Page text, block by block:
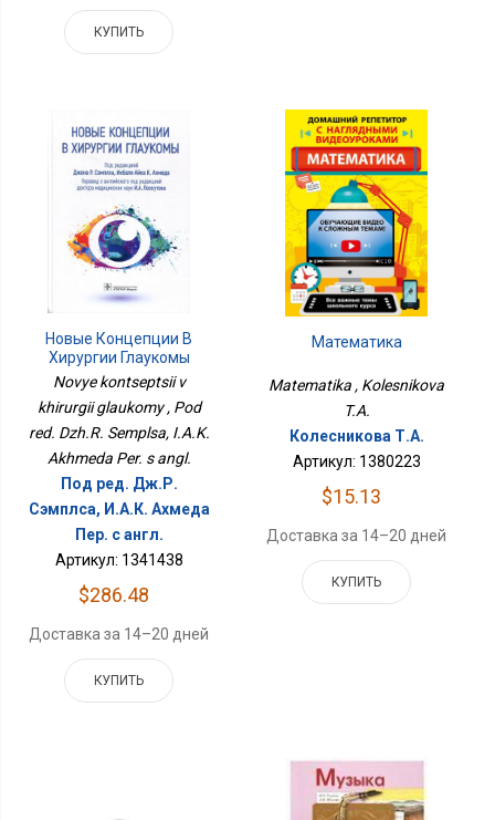
КУПИТЬ
Новые Концепции В
Хирургии Глаукомы
Novye kontseptsii v
khirurgii glaukomy , Pod
red. Dzh.R. Semplsa, I.A.K.
Akhmeda Per. s angl.
Под ред. Дж.Р.
Сэмплса, И.А.К. Ахмеда
Пер. с англ.
Артикул: 1341438
$286.48
Доставка за 14–20 дней
КУПИТЬ
Математика
Matematika , Kolesnikova
T.A.
Колесникова Т.А.
Артикул: 1380223
$15.13
Доставка за 14–20 дней
КУПИТЬ